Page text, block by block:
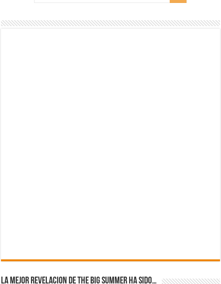
La mejor revelacion de The Big Summer ha sido…